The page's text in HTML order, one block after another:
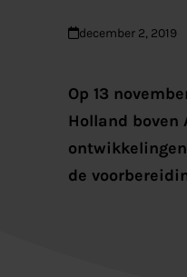
december 2, 2019
Op 13
Holland
de